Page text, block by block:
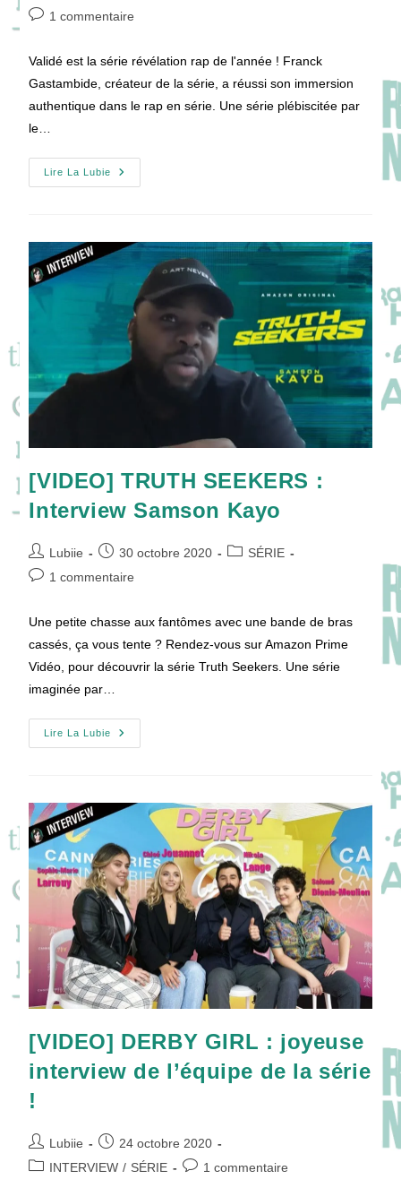
de
publiée :
Commentaires
1 commentaire
Validé est la série révélation rap de l'année ! Franck
Gastambide, créateur de la série, a réussi son immersion
authentique dans le rap en série. Une série plébiscitée par
le…
Lire La Lubie
[VIDEO]
VALIDÉ
Et
Brahim
Bouhlel
[VIDEO] TRUTH SEEKERS :
Interview Samson Kayo
Auteur/autrice
de
Lubiie
Publication
publiée :
30 octobre 2020
PostSÉRIE
Commentaires
publication :
1 commentaire
Une petite chasse aux fantômes avec une bande de bras
cassés, ça vous tente ? Rendez-vous sur Amazon Prime
Vidéo, pour découvrir la série Truth Seekers. Une série
imaginée par…
Lire La Lubie
[VIDEO]
TRUTH
Kayo
[VIDEO] DERBY GIRL : joyeuse
interview de l’équipe de la série
!
Auteur/autrice
de
Lubiie
Publication
publiée :
24 octobre 2020
PostINTERVIEW / SÉRIE
Commentaires
1 commentaire